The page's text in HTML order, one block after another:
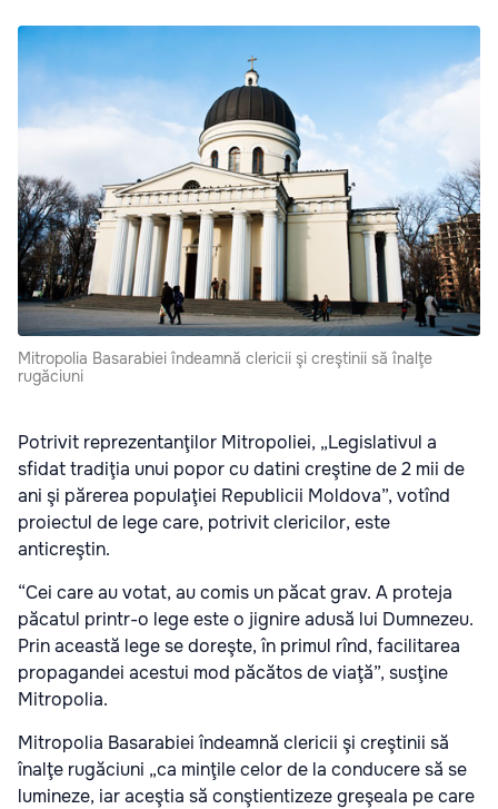
Mitropolia Basarabiei îndeamnă clericii şi creştinii să înalţe
rugăciuni
Potrivit reprezentanţilor Mitropoliei, „Legislativul a
sfidat tradiţia unui popor cu datini creştine de 2 mii de
ani şi părerea populaţiei Republicii Moldova”, votînd
proiectul de lege care, potrivit clericilor, este
anticreştin.
“Cei care au votat, au comis un păcat grav. A proteja
păcatul printr-o lege este o jignire adusă lui Dumnezeu.
Prin această lege se doreşte, în primul rînd, facilitarea
propagandei acestui mod păcătos de viaţă”, susţine
Mitropolia.
Mitropolia Basarabiei îndeamnă clericii şi creştinii să
înalţe rugăciuni „ca minţile celor de la conducere să se
lumineze, iar aceştia să conştientizeze greşeala pe care